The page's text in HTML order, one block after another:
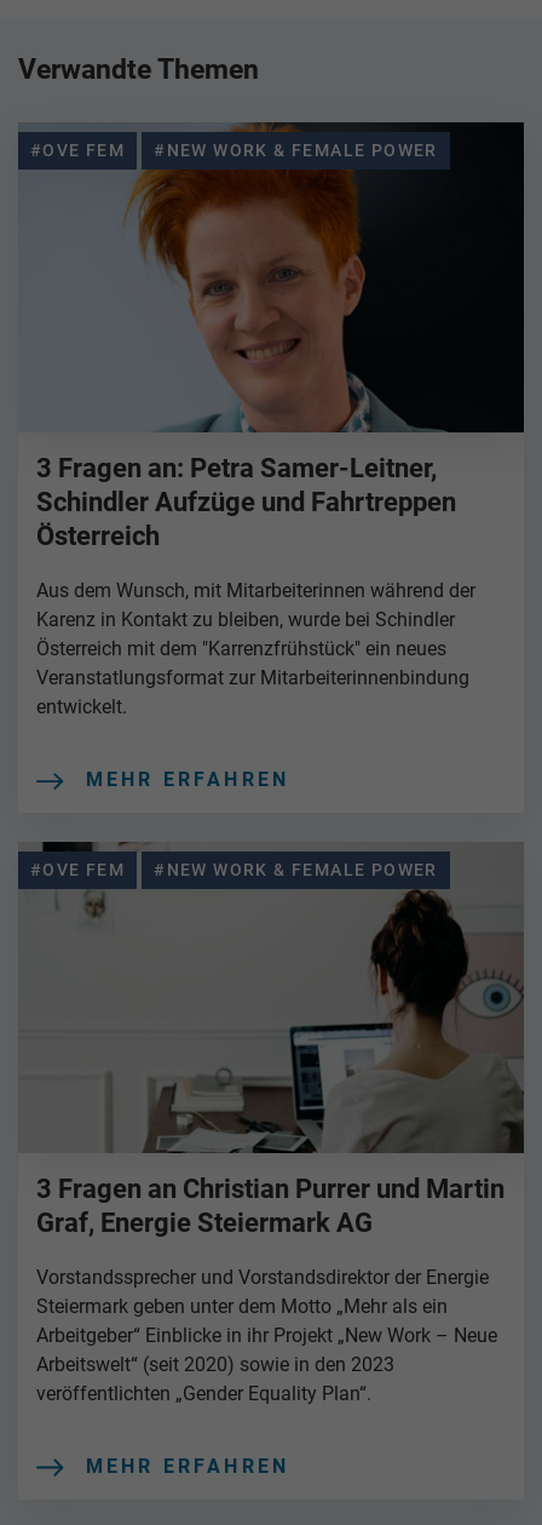
Verwandte Themen
#OVE FEM #NEW WORK & FEMALE POWER
3 Fragen an: Petra Samer-Leitner,
Schindler Aufzüge und Fahrtreppen
Österreich
Aus dem Wunsch, mit Mitarbeiterinnen während der
Karenz in Kontakt zu bleiben, wurde bei Schindler
Österreich mit dem "Karrenzfrühstück" ein neues
Veranstatlungsformat zur Mitarbeiterinnenbindung
entwickelt.
MEHR ERFAHREN
#OVE FEM #NEW WORK & FEMALE POWER
3 Fragen an Christian Purrer und Martin
Graf, Energie Steiermark AG
Vorstandssprecher und Vorstandsdirektor der Energie
Steiermark geben unter dem Motto „Mehr als ein
Arbeitgeber“ Einblicke in ihr Projekt „New Work – Neue
Arbeitswelt“ (seit 2020) sowie in den 2023
veröffentlichten „Gender Equality Plan“.
MEHR ERFAHREN